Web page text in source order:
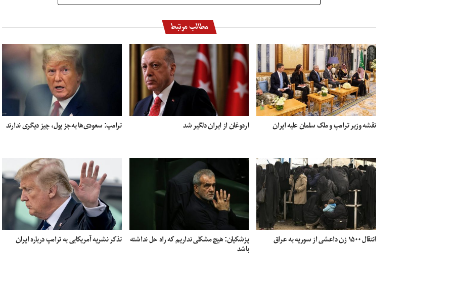
مطالب مرتبط
نقشه وزیر ترامپ و ملک سلمان علیه ایران اردوغان از ایران دلگیر شد ترامپ: سعودی‌ها به‌جز پول، چیز دیگری ندارند
انتقال ۱۵۰۰ زن داعشی از سوریه به عراق
پزشکیان: هیچ مشکلی نداریم که راه حل نداشته
باشد
تذکر نشریه آمریکایی به ترامپ درباره ایران